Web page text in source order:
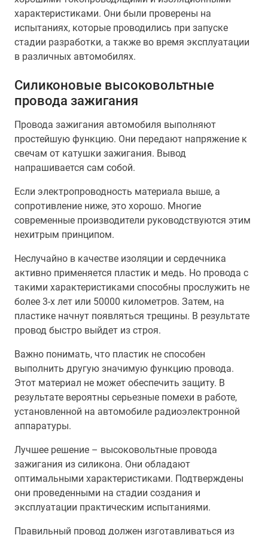
характеристиками. Они были проверены на
испытаниях, которые проводились при запуске
стадии разработки, а также во время эксплуатации
в различных автомобилях.
Силиконовые высоковольтные
провода зажигания
Провода зажигания автомобиля выполняют
простейшую функцию. Они передают напряжение к
свечам от катушки зажигания. Вывод
напрашивается сам собой.
Если электропроводность материала выше, а
сопротивление ниже, это хорошо. Многие
современные производители руководствуются этим
нехитрым принципом.
Неслучайно в качестве изоляции и сердечника
активно применяется пластик и медь. Но провода с
такими характеристиками способны прослужить не
более 3-х лет или 50000 километров. Затем, на
пластике начнут появляться трещины. В результате
провод быстро выйдет из строя.
Важно понимать, что пластик не способен
выполнить другую значимую функцию провода.
Этот материал не может обеспечить защиту. В
результате вероятны серьезные помехи в работе,
установленной на автомобиле радиоэлектронной
аппаратуры.
Лучшее решение – высоковольтные провода
зажигания из силикона. Они обладают
оптимальными характеристиками. Подтверждены
они проведенными на стадии создания и
эксплуатации практическим испытаниями.
Правильный провод должен изготавливаться из